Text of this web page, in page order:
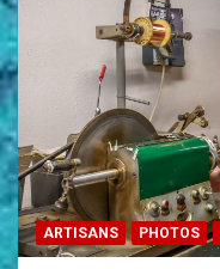
ARTISANS PHOTOS